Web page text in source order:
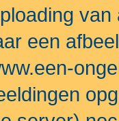
een